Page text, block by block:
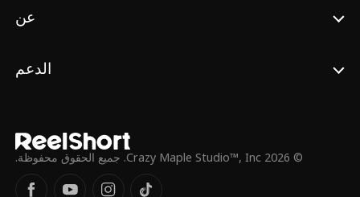
عن
الدعم
© 2026 Crazy Maple Studio™, Inc. جميع الحقوق محفوظة.